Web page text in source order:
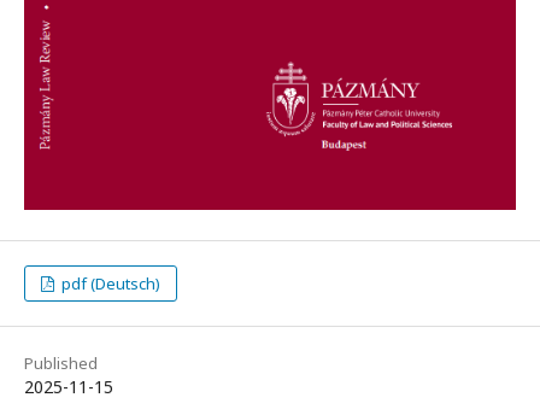
pdf (Deutsch)
Published
2025-11-15